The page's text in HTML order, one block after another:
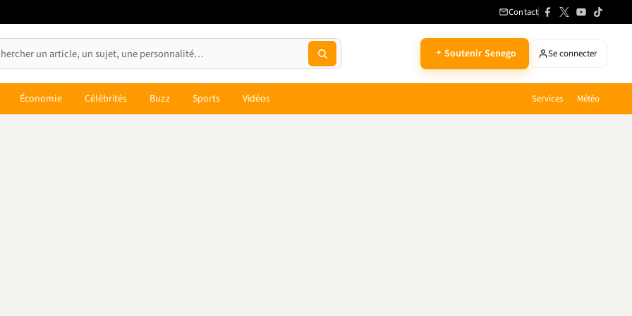
Contact
Soutenir Senego Se connecter
Économie Célébrités Buzz Sports Vidéos Services Météo